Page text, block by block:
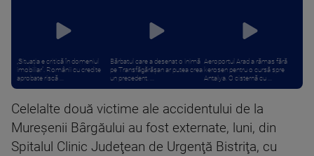
„Situația e critică în domeniul
imobiliar”. Românii cu credite
aprobate riscă ...
Bărbatul care a desenat o inimă
pe Transfăgărășan ar putea crea
un precedent. ...
Aeroportul Arad a rămas fără
kerosen pentru o cursă spre
Antalya. O cisternă cu ...
Celelalte două victime ale accidentului de la
Mureşenii Bârgăului au fost externate, luni, din
Spitalul Clinic Judeţean de Urgenţă Bistriţa, cu